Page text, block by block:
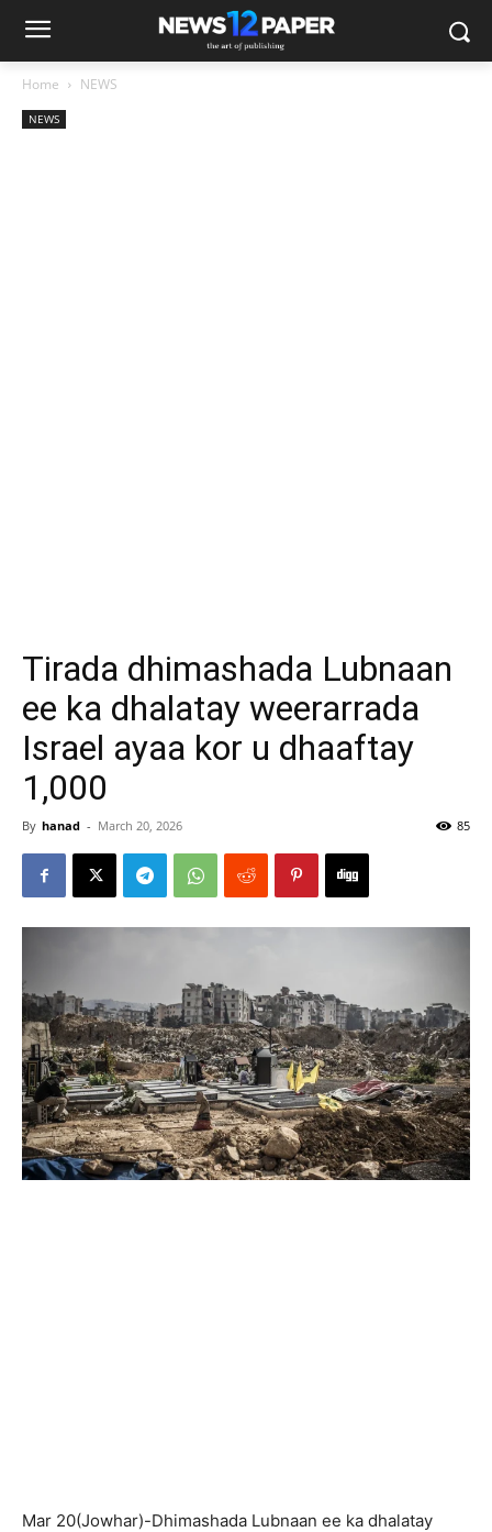
Home NEWS
NEWS
Tirada dhimashada Lubnaan
ee ka dhalatay weerarrada
Israel ayaa kor u dhaaftay
1,000
By hanad - March 20, 2026 85
Mar 20(Jowhar)-Dhimashada Lubnaan ee ka dhalatay